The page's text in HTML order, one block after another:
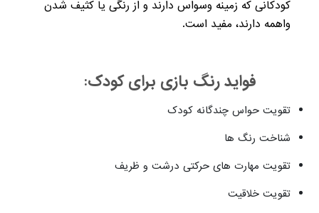
کودکانی که زمینه وسواس دارند و از رنگی یا کثیف شدن
واهمه دارند، مفید است.
فواید رنگ بازی برای کودک:
تقویت حواس چندگانه کودک
شناخت رنگ ها
تقویت مهارت های حرکتی درشت و ظریف
تقویت خلاقیت